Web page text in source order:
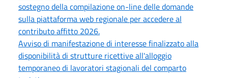
sostegno della compilazione on-line delle domande
sulla piattaforma web regionale per accedere al
contributo affitto 2026.
Avviso di manifestazione di interesse finalizzato alla
disponibilità di strutture ricettive all'alloggio
temporaneo di lavoratori stagionali del comparto